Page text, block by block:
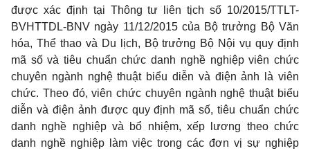
được xác định tại Thông tư liên tịch số 10/2015/TTLT-
BVHTTDL-BNV ngày 11/12/2015 của Bộ trưởng Bộ Văn
hóa, Thể thao và Du lịch, Bộ trưởng Bộ Nội vụ quy định
mã số và tiêu chuẩn chức danh nghề nghiệp viên chức
chuyên ngành nghệ thuật biểu diễn và điện ảnh là viên
chức. Theo đó, viên chức chuyên ngành nghệ thuật biểu
diễn và điện ảnh được quy định mã số, tiêu chuẩn chức
danh nghề nghiệp và bổ nhiệm, xếp lương theo chức
danh nghề nghiệp làm việc trong các đơn vị sự nghiệp